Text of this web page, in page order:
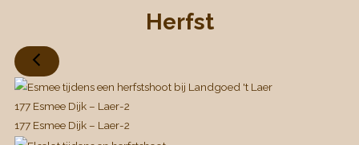
Herfst
177 Esmee Dijk – Laer-2
177 Esmee Dijk – Laer-2